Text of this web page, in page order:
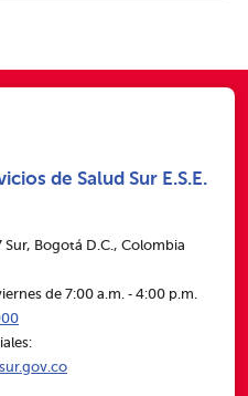
de Salud Sur E.S.E.
Sur, Bogotá D.C., Colombia
de 7:00 a.m. ‑ 4:00 p.m.